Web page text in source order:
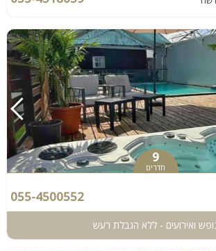
9
חדרים
055-4500552
ואירועים - ללא הגבלת רעש